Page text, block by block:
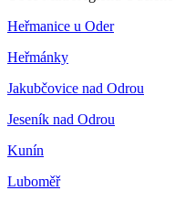
Heřmanice u Oder
Heřmánky
Jakubčovice nad Odrou
Jeseník nad Odrou
Kunín
Luboměř